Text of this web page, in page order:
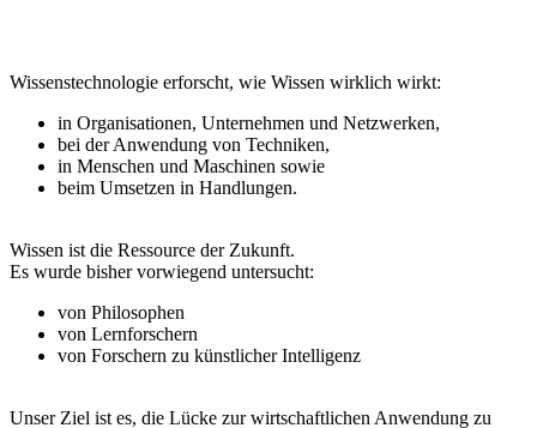
Wissenstechnologie erforscht, wie Wissen wirklich wirkt:
in Organisationen, Unternehmen und Netzwerken,
bei der Anwendung von Techniken,
in Menschen und Maschinen sowie
beim Umsetzen in Handlungen.
Wissen ist die Ressource der Zukunft.
Es wurde bisher vorwiegend untersucht:
von Philosophen
von Lernforschern
von Forschern zu künstlicher Intelligenz
Unser Ziel ist es, die Lücke zur wirtschaftlichen Anwendung zu